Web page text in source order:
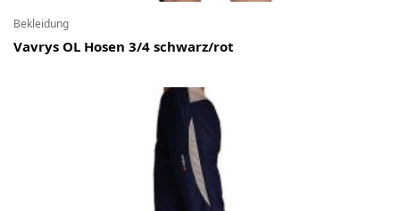
Bekleidung
Vavrys OL Hosen 3/4 schwarz/rot